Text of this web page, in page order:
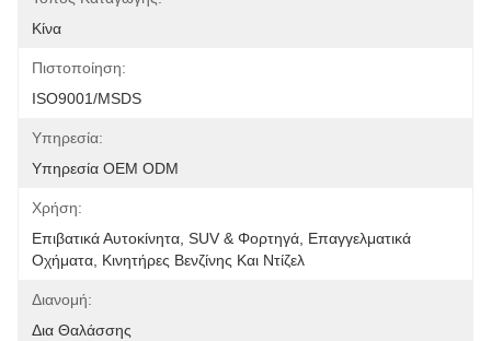
Κίνα
Πιστοποίηση:
ISO9001/MSDS
Υπηρεσία:
Υπηρεσία OEM ODM
Χρήση:
Επιβατικά Αυτοκίνητα, SUV & Φορτηγά, Επαγγελματικά
Οχήματα, Κινητήρες Βενζίνης Και Ντίζελ
Διανομή:
Δια Θαλάσσης